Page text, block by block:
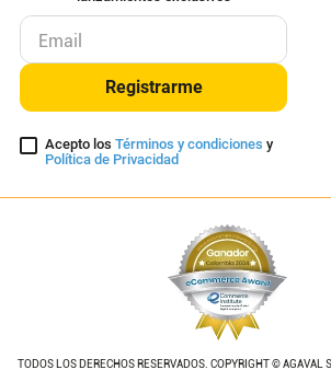
Registrarme
Acepto los Términos y condiciones y
Política de Privacidad
TODOS LOS DERECHOS RESERVADOS. COPYRIGHT ©